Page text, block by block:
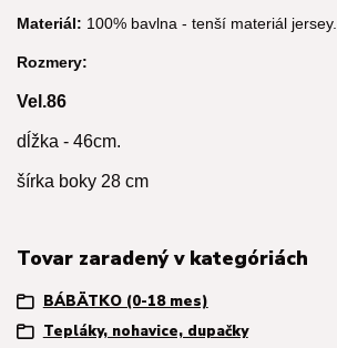
Materiál: 100% bavlna - tenší materiál jersey.
Rozmery:
Vel.86
dĺžka - 46cm.
šírka boky 28 cm
Tovar zaradený v kategóriách
BÁBÄTKO (0-18 mes)
Tepláky, nohavice, dupačky